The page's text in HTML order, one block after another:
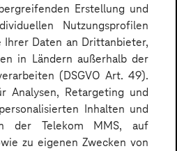
Erstellung und
Nutzungsprofilen
Daten an Drittanbieter,
in Ländern außerhalb der
(DSGVO Art. 49).
Analysen, Retargeting und
Inhalten und
der Telekom MMS, auf
zu eigenen Zwecken von
mit
digitalisieren will, braucht
zusammengestellt,